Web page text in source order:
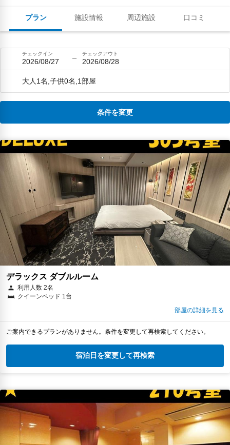
プラン 施設情報 周辺施設 口コミ
いを延長料金取りますと言われ、そ
に…。もう少し融通きかせても良い
チェックイン
2026/08/27
チェックアウト
2026/08/28
大人1名,子供0名,1部屋
条件を変更
デラックス ダブルルーム
利用人数 2名
クイーンベッド 1台
部屋の詳細を見る
ご案内できるプランがありません。条件を変更して再検索してください。
宿泊日を変更して再検索